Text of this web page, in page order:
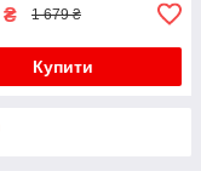
₴ 1 679 ₴
Купити